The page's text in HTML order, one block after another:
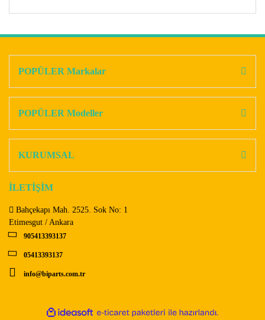
Ürün açıklamasında eksik bilgiler bulunuyor.
Bu ürüne benzer farklı alternatifler olmalı.
POPÜLER Markalar
POPÜLER Modeller
KURUMSAL
İLETİŞİM
Bahçekapı Mah. 2525. Sok No: 1
Etimesgut / Ankara
905413393137
05413393137
info@biparts.com.tr
ideasoft
e-